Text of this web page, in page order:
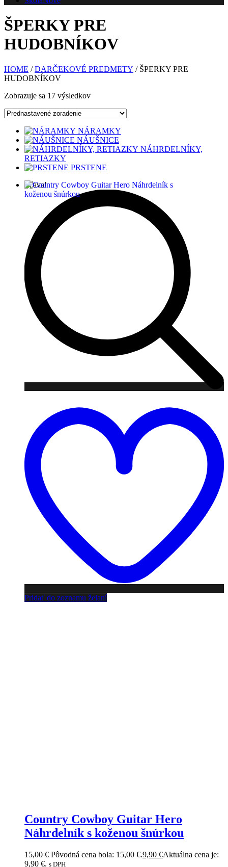
ŠPERKY PRE
HUDOBNÍKOV
HOME /DARČEKOVÉ PREDMETY / ŠPERKY PRE
HUDOBNÍKOV
Zobrazuje sa 17 výsledkov
NÁRAMKY
NÁUŠNICE
NÁHRDELNÍKY,
RETIAZKY
PRSTENE
Zľava!
Pridať do zoznamu želaní
Country Cowboy Guitar Hero
Náhrdelník s koženou šnúrkou
15,00€ Pôvodná cena bola: 15,00 €.9,90 €Aktuálna cena je:
9,90 €. s DPH